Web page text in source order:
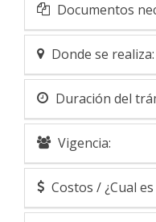
Documentos
Donde se realiza:
Duración del
Vigencia:
Costos / ¿Cual